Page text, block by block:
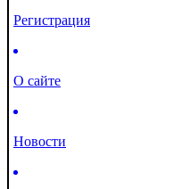
Регистрация
О сайте
Новости